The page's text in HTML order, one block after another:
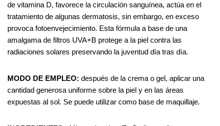
de vitamina D, favorece la circulación sanguínea, actúa en el
tratamiento de algunas dermatosis, sin embargo, en exceso
provoca fotoenvejecimiento. Esta fórmula a base de una
amalgama de filtros UVA+B protege a la piel contra las
radiaciones solares preservando la juventud día tras día.
MODO DE EMPLEO: después de la crema o gel, aplicar una
cantidad generosa uniforme sobre la piel y en las áreas
expuestas al sol. Se puede utilizar como base de maquillaje.